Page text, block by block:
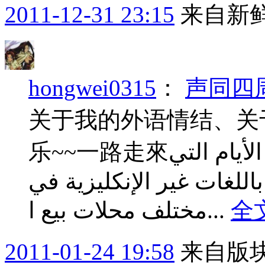
2011-12-31 23:15 来自新
hongwei0315 ：
关于我的外语情结、
乐~~一路走來طريق اجتهادي ما زالت ذكريات الأيام التي
غير الإنكليزية في
مختلف محلات بيع ا... 全
2011-01-24 19:58 来自版